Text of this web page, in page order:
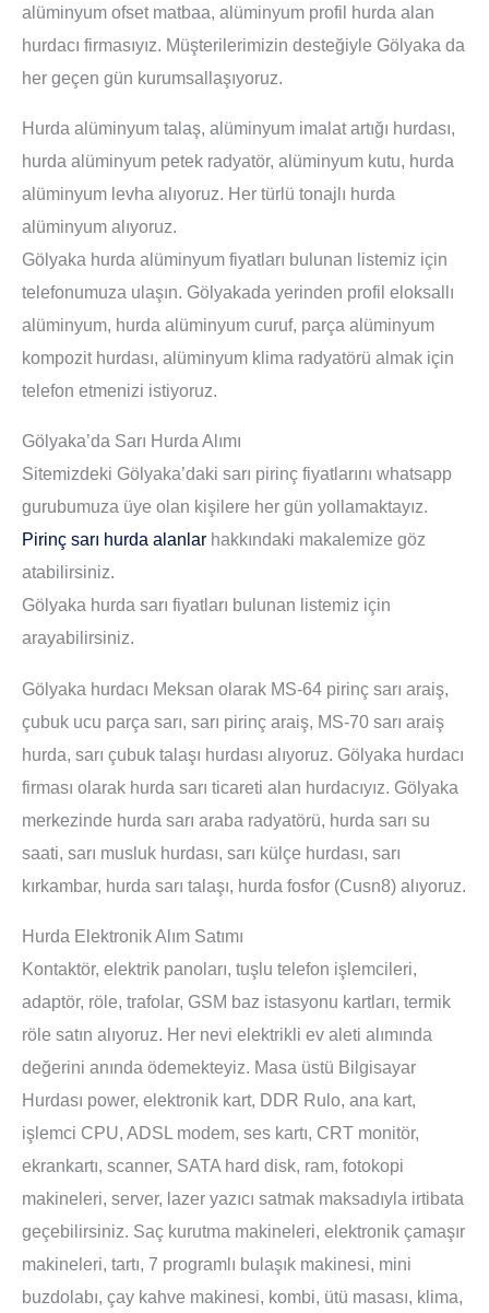
alüminyum ofset matbaa, alüminyum profil hurda alan
hurdacı firmasıyız. Müşterilerimizin desteğiyle Gölyaka da
her geçen gün kurumsallaşıyoruz.
Hurda alüminyum talaş, alüminyum imalat artığı hurdası,
hurda alüminyum petek radyatör, alüminyum kutu, hurda
alüminyum levha alıyoruz. Her türlü tonajlı hurda
alüminyum alıyoruz.
Gölyaka hurda alüminyum fiyatları bulunan listemiz için
telefonumuza ulaşın. Gölyakada yerinden profil eloksallı
alüminyum, hurda alüminyum curuf, parça alüminyum
kompozit hurdası, alüminyum klima radyatörü almak için
telefon etmenizi istiyoruz.
Gölyaka’da Sarı Hurda Alımı
Sitemizdeki Gölyaka’daki sarı pirinç fiyatlarını whatsapp
gurubumuza üye olan kişilere her gün yollamaktayız.
Pirinç sarı hurda alanlar hakkındaki makalemize göz
atabilirsiniz.
Gölyaka hurda sarı fiyatları bulunan listemiz için
arayabilirsiniz.
Gölyaka hurdacı Meksan olarak MS-64 pirinç sarı araiş,
çubuk ucu parça sarı, sarı pirinç araiş, MS-70 sarı araiş
hurda, sarı çubuk talaşı hurdası alıyoruz. Gölyaka hurdacı
firması olarak hurda sarı ticareti alan hurdacıyız. Gölyaka
merkezinde hurda sarı araba radyatörü, hurda sarı su
saati, sarı musluk hurdası, sarı külçe hurdası, sarı
kırkambar, hurda sarı talaşı, hurda fosfor (Cusn8) alıyoruz.
Hurda Elektronik Alım Satımı
Kontaktör, elektrik panoları, tuşlu telefon işlemcileri,
adaptör, röle, trafolar, GSM baz istasyonu kartları, termik
röle satın alıyoruz. Her nevi elektrikli ev aleti alımında
değerini anında ödemekteyiz. Masa üstü Bilgisayar
Hurdası power, elektronik kart, DDR Rulo, ana kart,
işlemci CPU, ADSL modem, ses kartı, CRT monitör,
ekrankartı, scanner, SATA hard disk, ram, fotokopi
makineleri, server, lazer yazıcı satmak maksadıyla irtibata
geçebilirsiniz. Saç kurutma makineleri, elektronik çamaşır
makineleri, tartı, 7 programlı bulaşık makinesi, mini
buzdolabı, çay kahve makinesi, kombi, ütü masası, klima,